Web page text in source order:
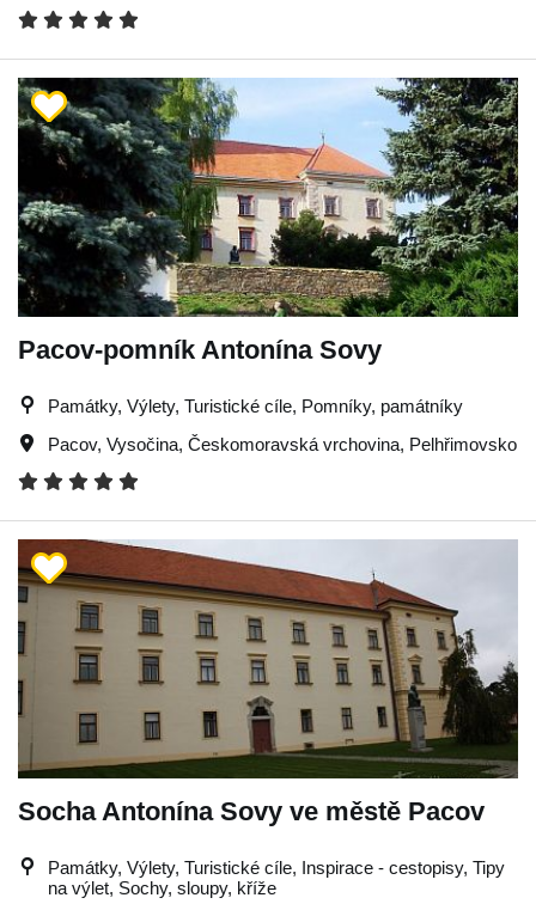
Pacov-pomník Antonína Sovy
Památky, Výlety, Turistické cíle, Pomníky, památníky
Pacov, Vysočina, Českomoravská vrchovina, Pelhřimovsko
Socha Antonína Sovy ve městě Pacov
Památky, Výlety, Turistické cíle, Inspirace - cestopisy, Tipy
na výlet, Sochy, sloupy, kříže